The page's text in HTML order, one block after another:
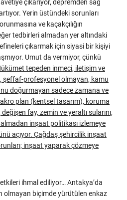
çıkarıyor, depremden sağ
Yerin üstündeki sorunları
ve kaçakçılığın
tedbirleri almadan yer altındaki
çıkarmak için siyasi bir kişiyi
Umut da vermiyor, çünkü
tepeden inmeci, iletişim ve
şeffaf-profesyonel olmayan, kamu
doğurmayan sadece zamana ve
plan (kentsel tasarım), koruma
değişen fay, zemin ve yeraltı sularını,
inşaat politikası izlemeye
açıyor. Çağdaş şehircilik inşaat
inşaat yaparak çözmeye
etkileri ihmal ediliyor… Antakya’da
olmayan biçimde yürütülen enkaz